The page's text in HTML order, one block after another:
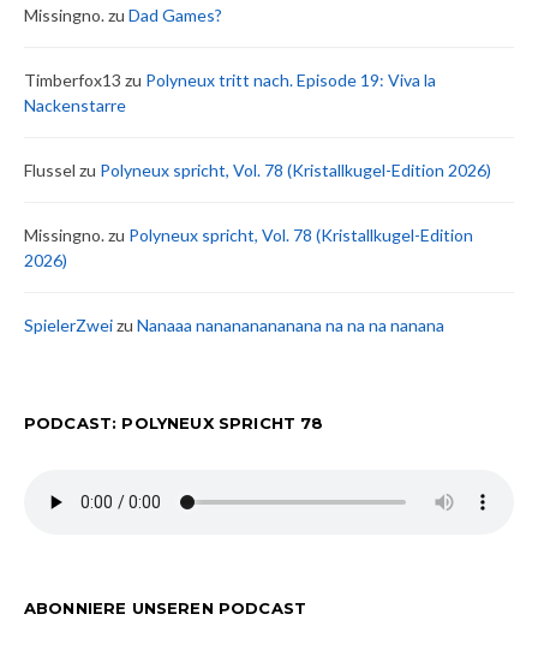
Missingno.zu Dad Games?
Timberfox13 zu Polyneux tritt nach. Episode 19: Viva la
Nackenstarre
Flussel zu Polyneux spricht, Vol. 78 (Kristallkugel-Edition 2026)
Missingno.zu Polyneux spricht, Vol. 78 (Kristallkugel-Edition
2026)
SpielerZweizu Nanaaa nanananananana na na na nanana
PODCAST: POLYNEUX SPRICHT 78
ABONNIERE UNSEREN PODCAST